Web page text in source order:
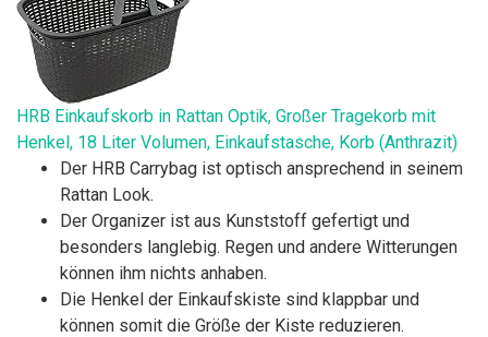
HRB Einkaufskorb in Rattan Optik, Großer Tragekorb mit
Henkel, 18 Liter Volumen, Einkaufstasche, Korb (Anthrazit)
Der HRB Carrybag ist optisch ansprechend in seinem
Rattan Look.
Der Organizer ist aus Kunststoff gefertigt und
besonders langlebig. Regen und andere Witterungen
können ihm nichts anhaben.
Die Henkel der Einkaufskiste sind klappbar und
können somit die Größe der Kiste reduzieren.